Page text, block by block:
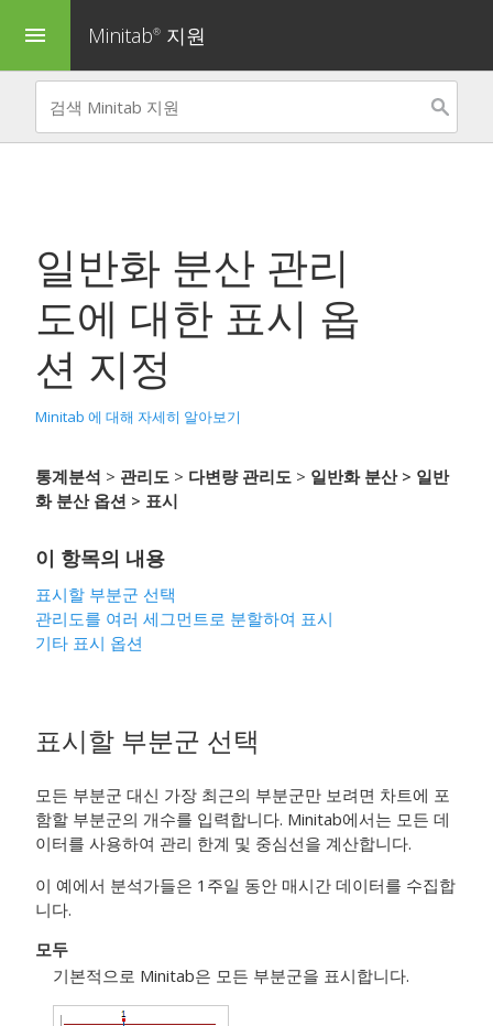
menu Minitab® 지원
일반화 분산 관리
도에 대한 표시 옵
션 지정
Minitab 에 대해 자세히 알아보기
통계분석 > 관리도 > 다변량 관리도 > 일반화 분산> 일반
화 분산 옵션 > 표시
이 항목의 내용
표시할 부분군 선택
관리도를 여러 세그먼트로 분할하여 표시
기타 표시 옵션
표시할 부분군 선택
모든 부분군 대신 가장 최근의 부분군만 보려면 차트에 포
함할 부분군의 개수를 입력합니다. Minitab에서는 모든 데
이터를 사용하여 관리 한계 및 중심선을 계산합니다.
이 예에서 분석가들은 1주일 동안 매시간 데이터를 수집합
니다.
모두
기본적으로 Minitab은 모든 부분군을 표시합니다.